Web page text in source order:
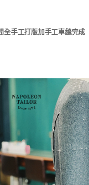
全手工打版加手工車縫完成